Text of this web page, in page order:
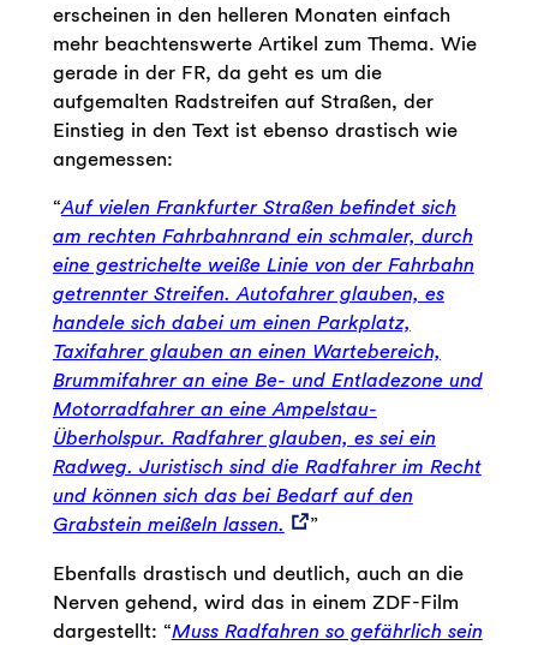
erscheinen in den helleren Monaten einfach
mehr beachtenswerte Artikel zum Thema. Wie
gerade in der FR, da geht es um die
aufgemalten Radstreifen auf Straßen, der
Einstieg in den Text ist ebenso drastisch wie
angemessen:
“Auf vielen Frankfurter Straßen befindet sich
am rechten Fahrbahnrand ein schmaler, durch
eine gestrichelte weiße Linie von der Fahrbahn
getrennter Streifen. Autofahrer glauben, es
handele sich dabei um einen Parkplatz,
Taxifahrer glauben an einen Wartebereich,
Brummifahrer an eine Be- und Entladezone und
Motorradfahrer an eine Ampelstau-
Überholspur. Radfahrer glauben, es sei ein
Radweg. Juristisch sind die Radfahrer im Recht
und können sich das bei Bedarf auf den
Grabstein meißeln lassen.
”
Ebenfalls drastisch und deutlich, auch an die
Nerven gehend, wird das in einem ZDF-Film
dargestellt: “Muss Radfahren so gefährlich sein